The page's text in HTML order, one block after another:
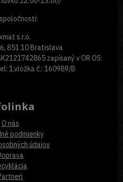
s.r.o.
851 10 Bratislava
zapísaný v OR OS:
1,vložka č.: 160989/B
O nás
podmienky
údajov